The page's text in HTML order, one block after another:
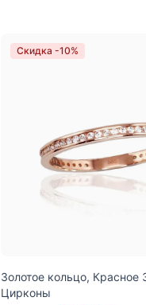
Скидка -10%
Золотое кольцо, Красное
Цирконы